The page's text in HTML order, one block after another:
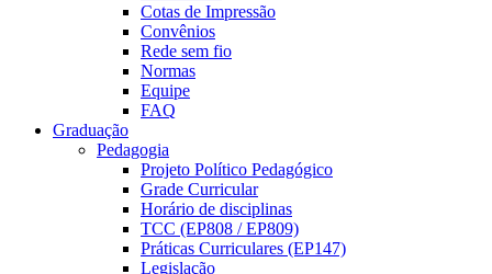
Cotas de Impressão
Convênios
Rede sem fio
Normas
Equipe
FAQ
Graduação
Pedagogia
Projeto Político Pedagógico
Grade Curricular
Horário de disciplinas
TCC (EP808 / EP809)
Práticas Curriculares (EP147)
Legislação